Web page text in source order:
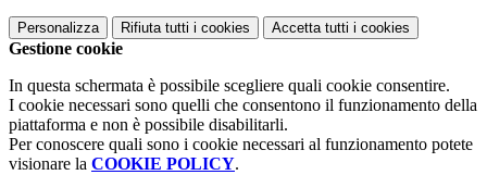
Personalizza Rifiuta tutti i cookies Accetta tutti i cookies
Gestione cookie
In questa schermata è possibile scegliere quali cookie consentire.
I cookie necessari sono quelli che consentono il funzionamento della
piattaforma e non è possibile disabilitarli.
Per conoscere quali sono i cookie necessari al funzionamento potete
visionare la COOKIE POLICY.